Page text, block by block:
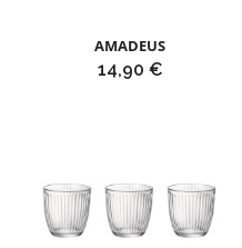
AMADEUS
Prix
14,90 €